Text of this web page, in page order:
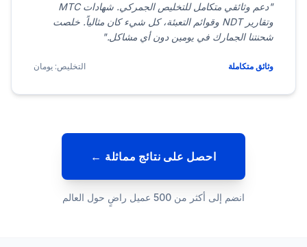
"دعم وثائقي متكامل للتخليص الجمركي. شهادات MTC
وتقارير NDT وقوائم التعبئة، كل شيء كان مثالياً. خلصت
شحنتنا الجمارك في يومين دون أي مشاكل."
وثائق متكاملة التخليص: يومان
احصل على نتائج مماثلة ←
انضم إلى أكثر من 500 عميل راضٍ حول العالم